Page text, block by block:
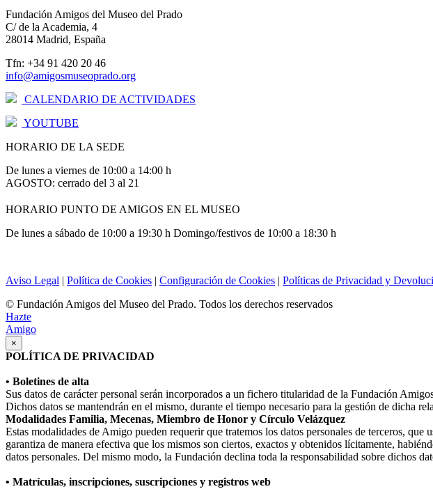
Fundación Amigos del Museo del Prado
C/ de la Academia, 4
28014 Madrid, España
Tfn: +34 91 420 20 46
info@amigosmuseoprado.org
CALENDARIO DE ACTIVIDADES
YOUTUBE
HORARIO DE LA SEDE
De lunes a viernes de 10:00 a 14:00 h
AGOSTO: cerrado del 3 al 21
HORARIO PUNTO DE AMIGOS EN EL MUSEO
De lunes a sábado de 10:00 a 19:30 h Domingo/festivos de 10:00 a 18:30 h
Aviso Legal | Política de Cookies | Configuración de Cookies | Políticas de Privacidad y
© Fundación Amigos del Museo del Prado. Todos los derechos reservados
Hazte
Amigo
×
POLÍTICA DE PRIVACIDAD
• Boletines de alta
Sus datos de carácter personal serán incorporados a un fichero titularidad de la Fundación
Dichos datos se mantendrán en el mismo, durante el tiempo necesario para la gestión de dicha
Modalidades Familia, Mecenas, Miembro de Honor y Círculo Velázquez
Estas modalidades de Amigo pueden requerir que tratemos los datos personales de terceros,
garantiza de manera efectiva que los mismos son ciertos, exactos y obtenidos lícitamente,
datos personales. Del mismo modo, la Fundación declina toda la responsabilidad sobre dichos
• Matrículas, inscripciones, suscripciones y registros web